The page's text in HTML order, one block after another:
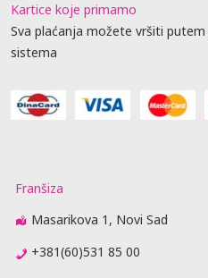
Kartice koje primamo
Sva plaćanja možete vršiti
sistema
Franšiza
Masarikova 1, Novi Sad
+381(60)531 85 00